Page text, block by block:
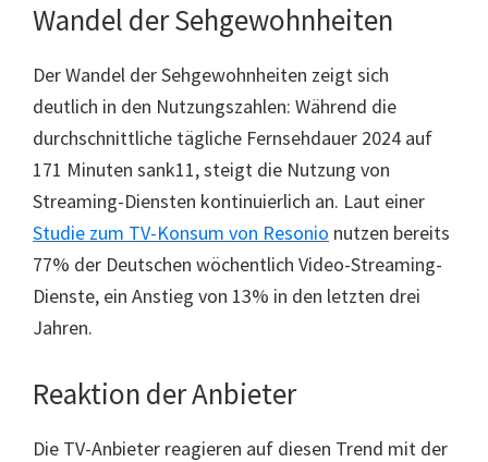
Wandel der Sehgewohnheiten
Der Wandel der Sehgewohnheiten zeigt sich
deutlich in den Nutzungszahlen: Während die
durchschnittliche tägliche Fernsehdauer 2024 auf
171 Minuten sank11, steigt die Nutzung von
Streaming-Diensten kontinuierlich an. Laut einer
Studie zum TV-Konsum von Resonio nutzen bereits
77% der Deutschen wöchentlich Video-Streaming-
Dienste, ein Anstieg von 13% in den letzten drei
Jahren.
Reaktion der Anbieter
Die TV-Anbieter reagieren auf diesen Trend mit der